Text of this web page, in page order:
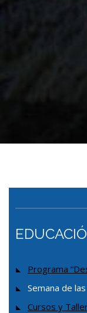
Programa
Semana de
Cursos y